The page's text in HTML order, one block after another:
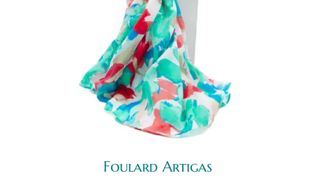
Foulard Artigas